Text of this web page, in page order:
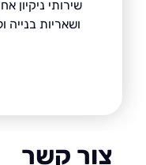
שירותי ניקיון אחרי
ושאריות בנייה
קשר